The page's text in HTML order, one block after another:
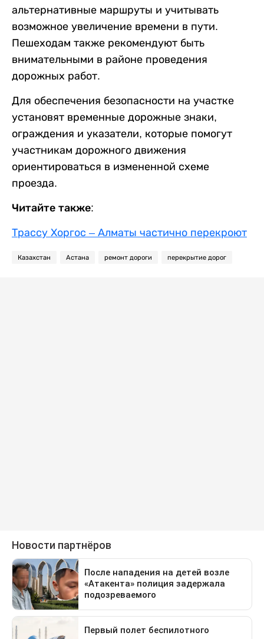
альтернативные маршруты и учитывать
возможное увеличение времени в пути.
Пешеходам также рекомендуют быть
внимательными в районе проведения
дорожных работ.
Для обеспечения безопасности на участке
установят временные дорожные знаки,
ограждения и указатели, которые помогут
участникам дорожного движения
ориентироваться в измененной схеме
проезда.
Читайте также:
Трассу Хоргос – Алматы частично перекроют
Казахстан Астана ремонт дороги перекрытие дорог